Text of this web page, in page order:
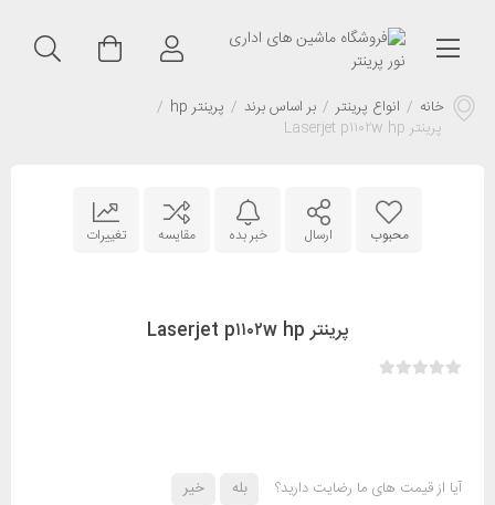
خانه / انواع پرینتر / بر اساس برند / پرینتر hp
/
پرینتر Laserjet p۱۱۰۲w hp
محبوب ارسال خبر بده مقایسه تغییرات
پرینتر Laserjet p۱۱۰۲w hp
آیا از قیمت های ما رضایت دارید؟ بله خیر